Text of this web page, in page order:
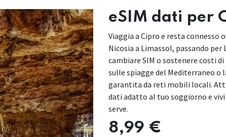
eSIM dati per
Viaggia a Cipro e resta connesso
Nicosia a Limassol, passando per
cambiare SIM o sostenere costi
sulle spiagge del Mediterraneo o
garantita da reti mobili locali.
dati adatto al tuo soggiorno e
serve.
8,99 €